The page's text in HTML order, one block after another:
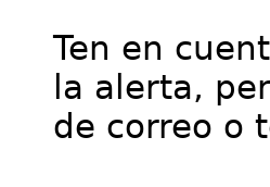
Ten en
la alerta,
de correo o